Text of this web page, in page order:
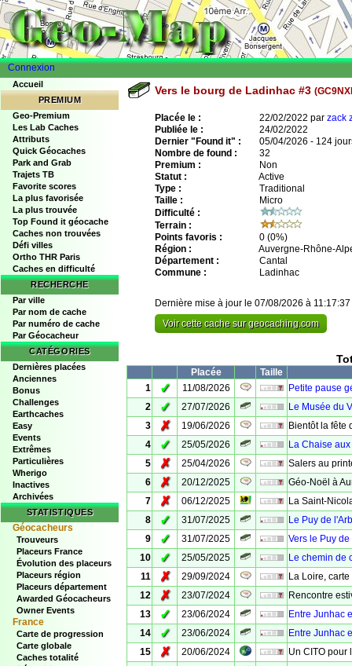
Connexion
Accueil
PREMIUM
Geo-Premium
Les Lab Caches
Attributs
Quick Géocaches
Park and Grab
Trajets TB
Favorite scores
La plus favorisée
La plus trouvée
Top Found it géocache
Caches non trouvées
Défi villes
Ortho THR Paris
Caches en difficulté
RECHERCHE
Par ville
Par nom de cache
Par numéro de cache
Par Géocacheur
CATÉGORIES
Dernières placées
Anciennes
Bonus
Challenges
Earthcaches
Easy
Events
Extrêmes
Particulières
Wherigo
Inactives
Archivées
STATISTIQUES
Géocacheurs
Trouveurs
Placeurs France
Évolution des placeurs
Placeurs région
Placeurs département
Awarded Géocacheurs
Owner Events
France
Carte de progression
Carte globale
Caches totalité
Vers le bourg de Ladinhac #3
Placée le : 22/02/2022 par zack
Publiée le :
24/02/2022
Dernier "Found it" :
05/04/2026 - 124
Nombre de found :
32
Premium :
Non
Statut :
Active
Type :
Traditional
Taille :
Micro
Difficulté :
Terrain :
Points favoris :
0 (0%)
Région :
Auvergne-Rhône-
Département :
Cantal
Commune :
Ladinhac
Dernière mise à jour le 07/08/2026 à 11:17:37
Voir cette cache sur geocaching.com
Placée
Taille
1
✓ 11/08/2026
Petite pause
2
✓ 27/07/2026
Le Musée du
3
✗ 19/06/2026
Bientôt la fête
4
✓ 25/05/2026
La Chaise
5
✗ 25/04/2026
Salers au
6
✗ 20/12/2025
Géo-Noël à
7
✗ 06/12/2025
La Saint-
8
✓ 31/07/2025
Le Puy de
9
✓ 31/07/2025
Vers le Puy
10
✓ 25/05/2025
Le chemin de
11
✗ 29/09/2024
La Loire,
12
✗ 23/07/2024
Rencontre
13
✓ 23/06/2024
Entre Junhac
14
✓ 23/06/2024
Entre Junhac
15
✗ 20/06/2024
Un CITO pour